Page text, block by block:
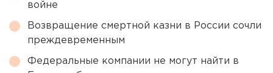
войне
Возвращение смертной казни в России сочли
преждевременным
Федеральные компании не могут найти в